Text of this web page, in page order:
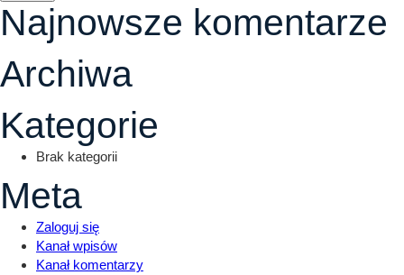
Najnowsze komentarze
Archiwa
Kategorie
Brak kategorii
Meta
Zaloguj się
Kanał wpisów
Kanał komentarzy